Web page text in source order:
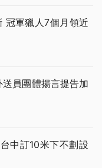
冠軍獵人7個月領近
員團體揚言提告加
中訂10米下不劃設